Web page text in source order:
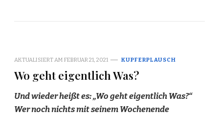
AKTUALISIERT AM FEBRUAR 21, 2021 KUPFERPLAUSCH
Wo geht eigentlich Was?
Und wieder heißt es: „Wo geht eigentlich Was?“
Wer noch nichts mit seinem Wochenende